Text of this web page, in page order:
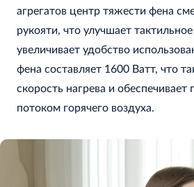
агрегатов центр тяжести фена
рукояти, что улучшает
увеличивает удобство
фена составляет 1600 Ватт, что
скорость нагрева и
потоком горячего воздуха.